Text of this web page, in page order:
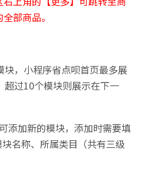
部商品。
，小程序省点呗首页最多展
超过10个模块则展示在下一
添加新的模块，添加时需要填
名称、所属类目（共有三级